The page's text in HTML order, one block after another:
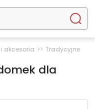
i akcesoria Tradycyjne
dla